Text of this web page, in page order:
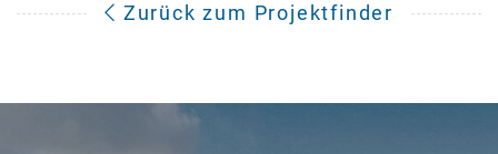
Zurück zum Projektfinder